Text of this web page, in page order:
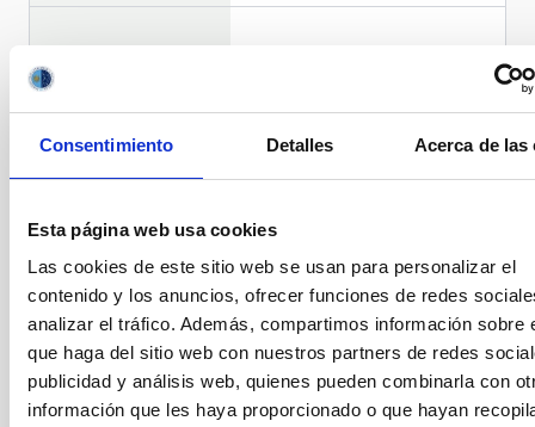
Consentimiento Detalles Acerca de las
Esta página web usa cookies
Las cookies de este sitio web se usan para personalizar el
contenido y los anuncios, ofrecer funciones de redes
analizar el tráfico. Además, compartimos información sobre
que haga del sitio web con nuestros partners de redes
publicidad y análisis web, quienes pueden combinarla con
información que les haya proporcionado o que hayan
VEHÍCULOS
servicio a las instalaciones
en caso de nevadas.
todo-terreno.
HELIPUERTOS
Un helipuerto de uso en caso
de emergencias.